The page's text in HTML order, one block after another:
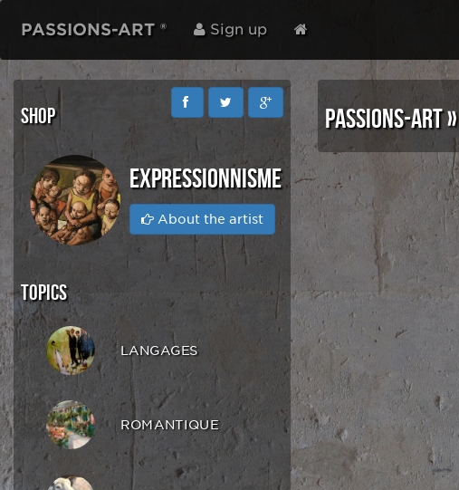
PASSIONS-ART ® Sign up
SHOP
EXPRESSIONNISME
About the artist
TOPICS
LANGAGES
ROMANTIQUE
PASSIONS-ART»